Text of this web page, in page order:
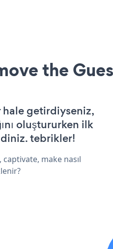
the
hale getirdiyseniz,
oluştururken ilk
tebrikler!
make nasıl